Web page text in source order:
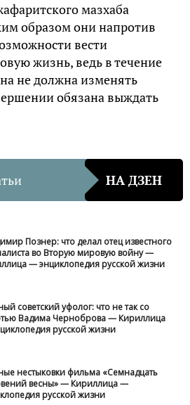
мазхаба
образом они напротив
вести
жизнь, ведь в течение
не должна изменять
обязана выждать
НА ДЗЕН
Познер: что делал отец известного
во Вторую мировую войну —
— энциклопедия русской жизни
советский уфолог: что не так со
Вадима Черноброва — Кириллица
русской жизни
нестыковки фильма «Семнадцать
весны» — Кириллица —
русской жизни